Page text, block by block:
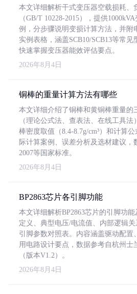
本文详细解析干式变压器空载损耗、
（GB/T 10228-2015），提供
例，分步骤说明变损计算方法，并附
实例表格，涵盖SCB10/SCB13等常
快速掌握变压器能效评估要点。
2026年8月4日
铜棒的重量计算方法有哪些
本文详细介绍了铜棒和黄铜棒重量的
（理论公式法、查表法、在线工具法
棒密度取值（8.4-8.7g/cm³）和计算
际计算案例、误差分析及选材建议，
2007等国家标准。
2026年8月4日
BP2863芯片各引脚功能
本文详细解析BP2863芯片的引脚功
定义、典型电压/电流值、内部逻辑
引脚参数对照表。内容涵盖驱动配置
用电路设计要点，数据参考自杭州士
（版本V1.2）。
2026年8月4日